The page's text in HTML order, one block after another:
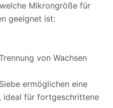
Mikrongröße für
geeignet ist:
von Wachsen
ermöglichen eine
ideal für fortgeschrittene